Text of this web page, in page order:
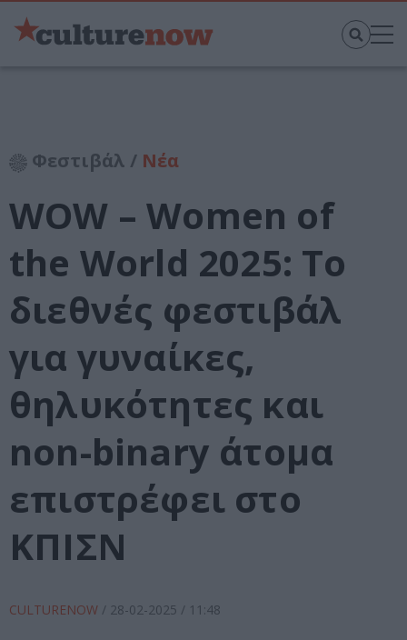
Φεστιβάλ / Νέα
WOW – Women of
the World 2025: Το
διεθνές φεστιβάλ
για γυναίκες,
θηλυκότητες και
non-binary άτομα
επιστρέφει στο
ΚΠΙΣΝ
CULTURENOW / 28-02-2025 / 11:48